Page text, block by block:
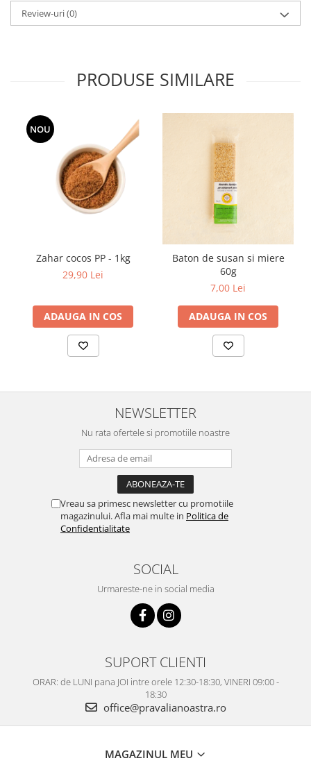
Review-uri(0)
PRODUSE SIMILARE
NOU
Zahar cocos PP - 1kg
29,90 Lei
ADAUGA IN COS
Baton de susan si miere
60g
7,00 Lei
ADAUGA IN COS
NEWSLETTER
Nu rata ofertele si promotiile noastre
Vreau sa primesc newsletter cu promotiile
magazinului. Afla mai multe in Politica de
Confidentialitate
SOCIAL
Urmareste-ne in social media
SUPORT CLIENTI
ORAR: de LUNI pana JOI intre orele 12:30-18:30, VINERI 09:00 -
18:30
office@pravalianoastra.ro
MAGAZINUL MEU